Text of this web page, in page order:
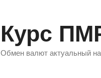
Курс
Обмен валют актуальный